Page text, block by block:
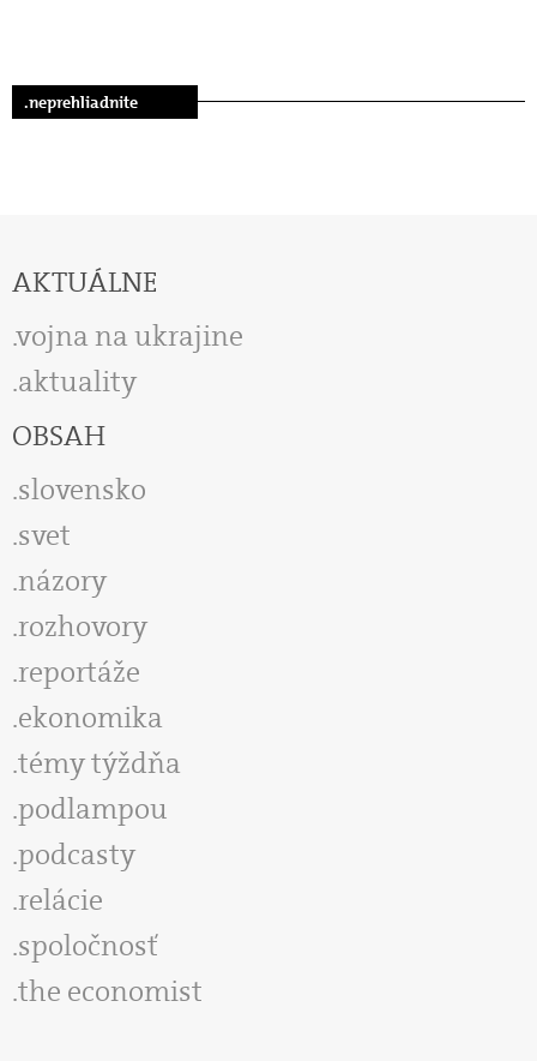
.neprehliadnite
AKTUÁLNE
vojna na ukrajine
aktuality
OBSAH
slovensko
svet
názory
rozhovory
reportáže
ekonomika
témy týždňa
podlampou
podcasty
relácie
spoločnosť
the economist